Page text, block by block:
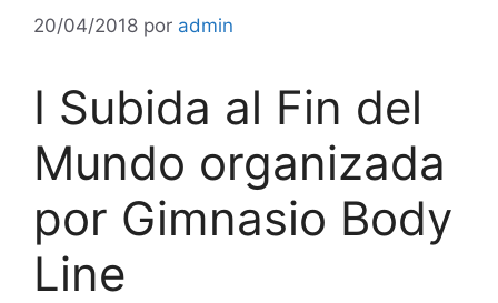
20/04/2018 por admin
I Subida al Fin del
Mundo organizada
por Gimnasio Body
Line